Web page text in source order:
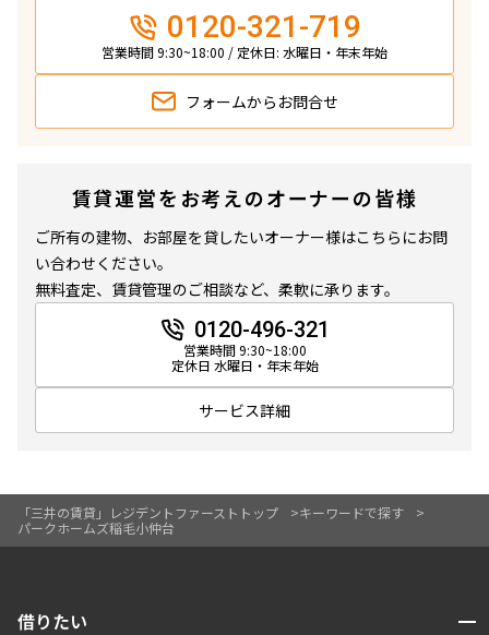
「三井の賃貸」レジデントファーストトップ
キーワードで探す
パークホームズ稲毛小仲台
新築
3年以内
10年以内
15年以内
20年以内
30年以内
指定なし
1分以内
3分以内
5分以内
10分以内
専任物件
申込無し物件のみ表示
入居可能日
0120-321-719
営業時間 9:30~18:00 / 定休日: 水曜日・年末年始
フォームから お問合せ
賃貸運営をお考えのオーナーの皆様
ご所有の建物、お部屋を貸したいオーナー様はこちらにお問
い合わせください。
無料査定、賃貸管理のご相談など、柔軟に承ります。
0120-496-321
営業時間 9:30~18:00
定休日 水曜日・年末年始
サービス詳細
借りたい 開閉